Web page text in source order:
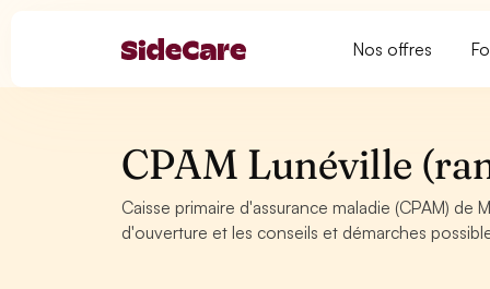
Nos offres
CPAM Lunéville
Caisse primaire d'assurance maladie (CPAM)
d'ouverture et les conseils et démarches